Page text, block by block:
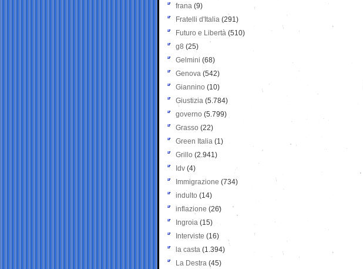
frana (9)
Fratelli d'Italia (291)
Futuro e Libertà (510)
g8 (25)
Gelmini (68)
Genova (542)
Giannino (10)
Giustizia (5.784)
governo (5.799)
Grasso (22)
Green Italia (1)
Grillo (2.941)
Idv (4)
Immigrazione (734)
indulto (14)
inflazione (26)
Ingroia (15)
Interviste (16)
la casta (1.394)
La Destra (45)